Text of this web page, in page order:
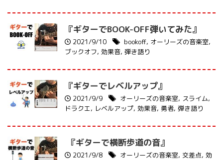
『ギターでBOOK-OFF弾いてみた』
2021/9/10 bookoff, オーリーズの音楽室,
ブックオフ, 効果音, 弾き語り
『ギターでレベルアップ』
2021/9/9 オーリーズの音楽室, スライム,
ドラクエ, レベルアップ, 効果音, 勇者, 弾き語り
『ギターで横断歩道の音』
2021/9/8 オーリーズの音楽室, 交差点, 効